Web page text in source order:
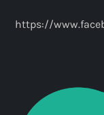
https://